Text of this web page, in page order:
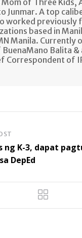
of Three Kids,
Junmar. A top
worked previously
based in
Manila. Currently
Balita &
Correspondent of
ng K-3, dapat
DepEd